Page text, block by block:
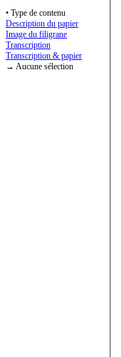
• Type de contenu
Description du papier
Image du filigrane
Transcription
Transcription & papier
→ Aucune sélection